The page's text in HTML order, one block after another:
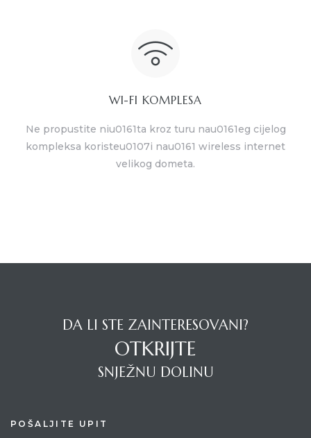
WI-FI KOMPLESA
Ne propustite niu0161ta kroz turu nau0161eg cijelog
kompleksa koristeu0107i nau0161 wireless internet
velikog dometa.
DA LI STE ZAINTERESOVANI?
OTKRIJTE
SNJEŽNU DOLINU
POŠALJITE UPIT